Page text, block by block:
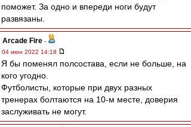
поможет. За одно и впереди ноги будут
развязаны.
Arcade Fire -
04 июн 2022 14:18
Я бы поменял полсостава, если не больше, на
кого угодно.
Футболисты, которые при двух разных
тренерах болтаются на 10-м месте, доверия
заслуживать не могут.